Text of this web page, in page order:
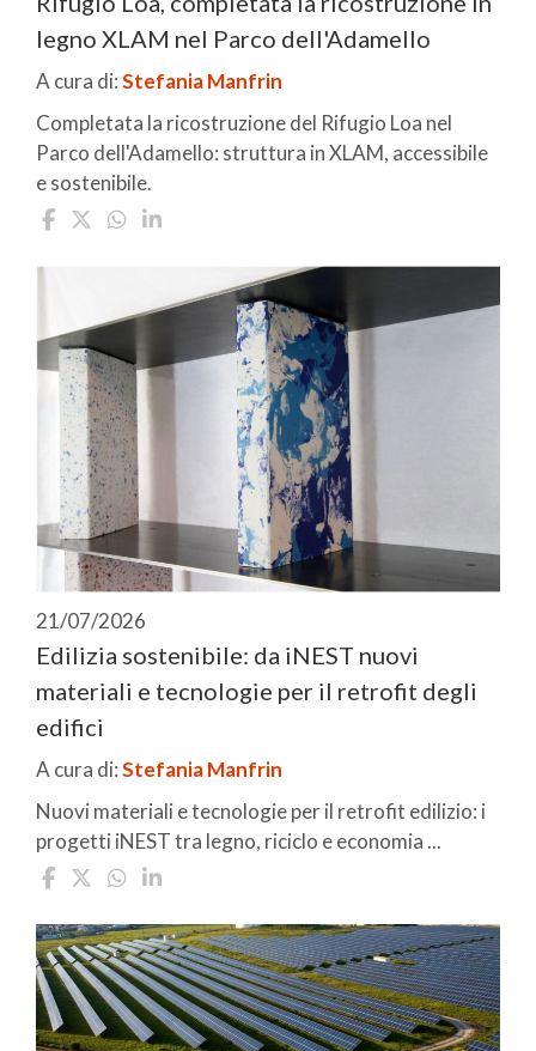
legno XLAM nel Parco dell'Adamello
A cura di:Stefania Manfrin
Completata la ricostruzione del Rifugio Loa nel
Parco dell'Adamello: struttura in XLAM, accessibile
e sostenibile.
21/07/2026
Edilizia sostenibile: da iNEST nuovi
materiali e tecnologie per il retrofit degli
edifici
A cura di:Stefania Manfrin
Nuovi materiali e tecnologie per il retrofit edilizio: i
progetti iNEST tra legno, riciclo e economia ...